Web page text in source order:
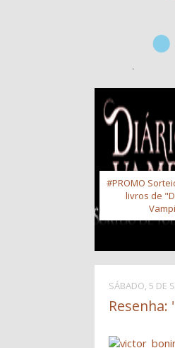
#PROMO
livros de
SÁBADO, 5 DE